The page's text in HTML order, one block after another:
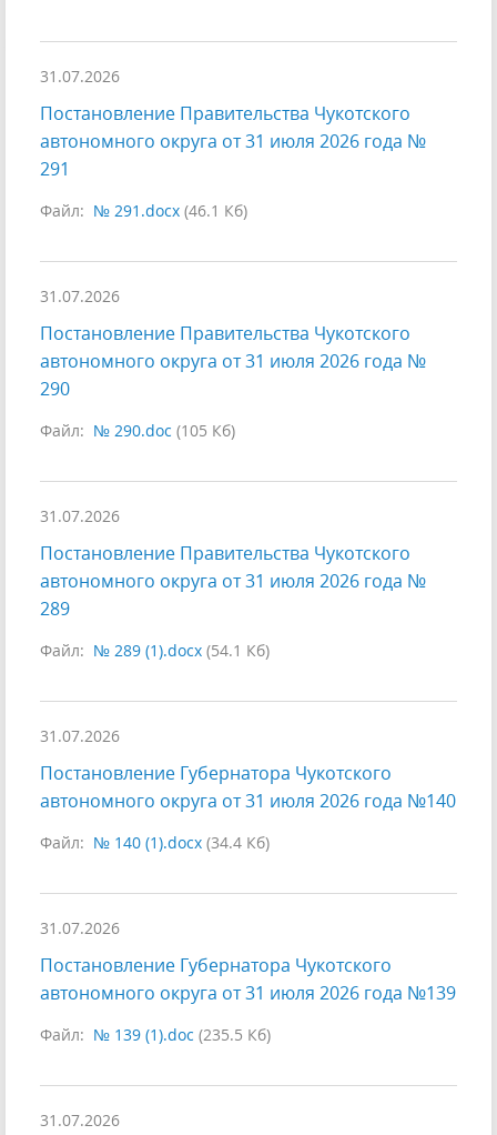
31.07.2026
Постановление Правительства Чукотского
автономного округа от 31 июля 2026 года №
291
Файл: № 291.docx (46.1 Кб)
31.07.2026
Постановление Правительства Чукотского
автономного округа от 31 июля 2026 года №
290
Файл: № 290.doc (105 Кб)
31.07.2026
Постановление Правительства Чукотского
автономного округа от 31 июля 2026 года №
289
Файл: № 289 (1).docx (54.1 Кб)
31.07.2026
Постановление Губернатора Чукотского
автономного округа от 31 июля 2026 года №140
Файл: № 140 (1).docx (34.4 Кб)
31.07.2026
Постановление Губернатора Чукотского
автономного округа от 31 июля 2026 года №139
Файл: № 139 (1).doc (235.5 Кб)
31.07.2026